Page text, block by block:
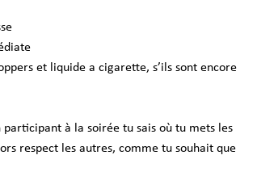
et liquide a cigarette, s’ils sont encore
à la soirée tu sais où tu mets les
respect les autres, comme tu souhait que